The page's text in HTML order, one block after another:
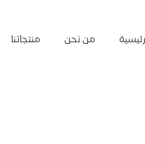
من نحن منتجاتنا